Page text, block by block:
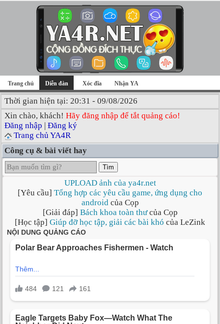
Trang chủ Diễn đàn Xóc đĩa Nhận YA
Thời gian hiện tại: 20:31 - 09/08/2026
Xin chào, khách! Hãy đăng nhập để tắt quảng cáo!
Đăng nhập | Đăng ký
Trang chủ YA4R
Công cụ & bài viết hay
Tìm
UPLOAD ảnh của ya4r.net
[Yêu cầu] Tổng hợp các yêu cầu game, ứng dụng cho
androidcủa Cọp
[Giải đáp] Bách khoa toàn thưcủa Cọp
[Học tập] Giúp đỡ học tập, giải các bài khó của LeZink